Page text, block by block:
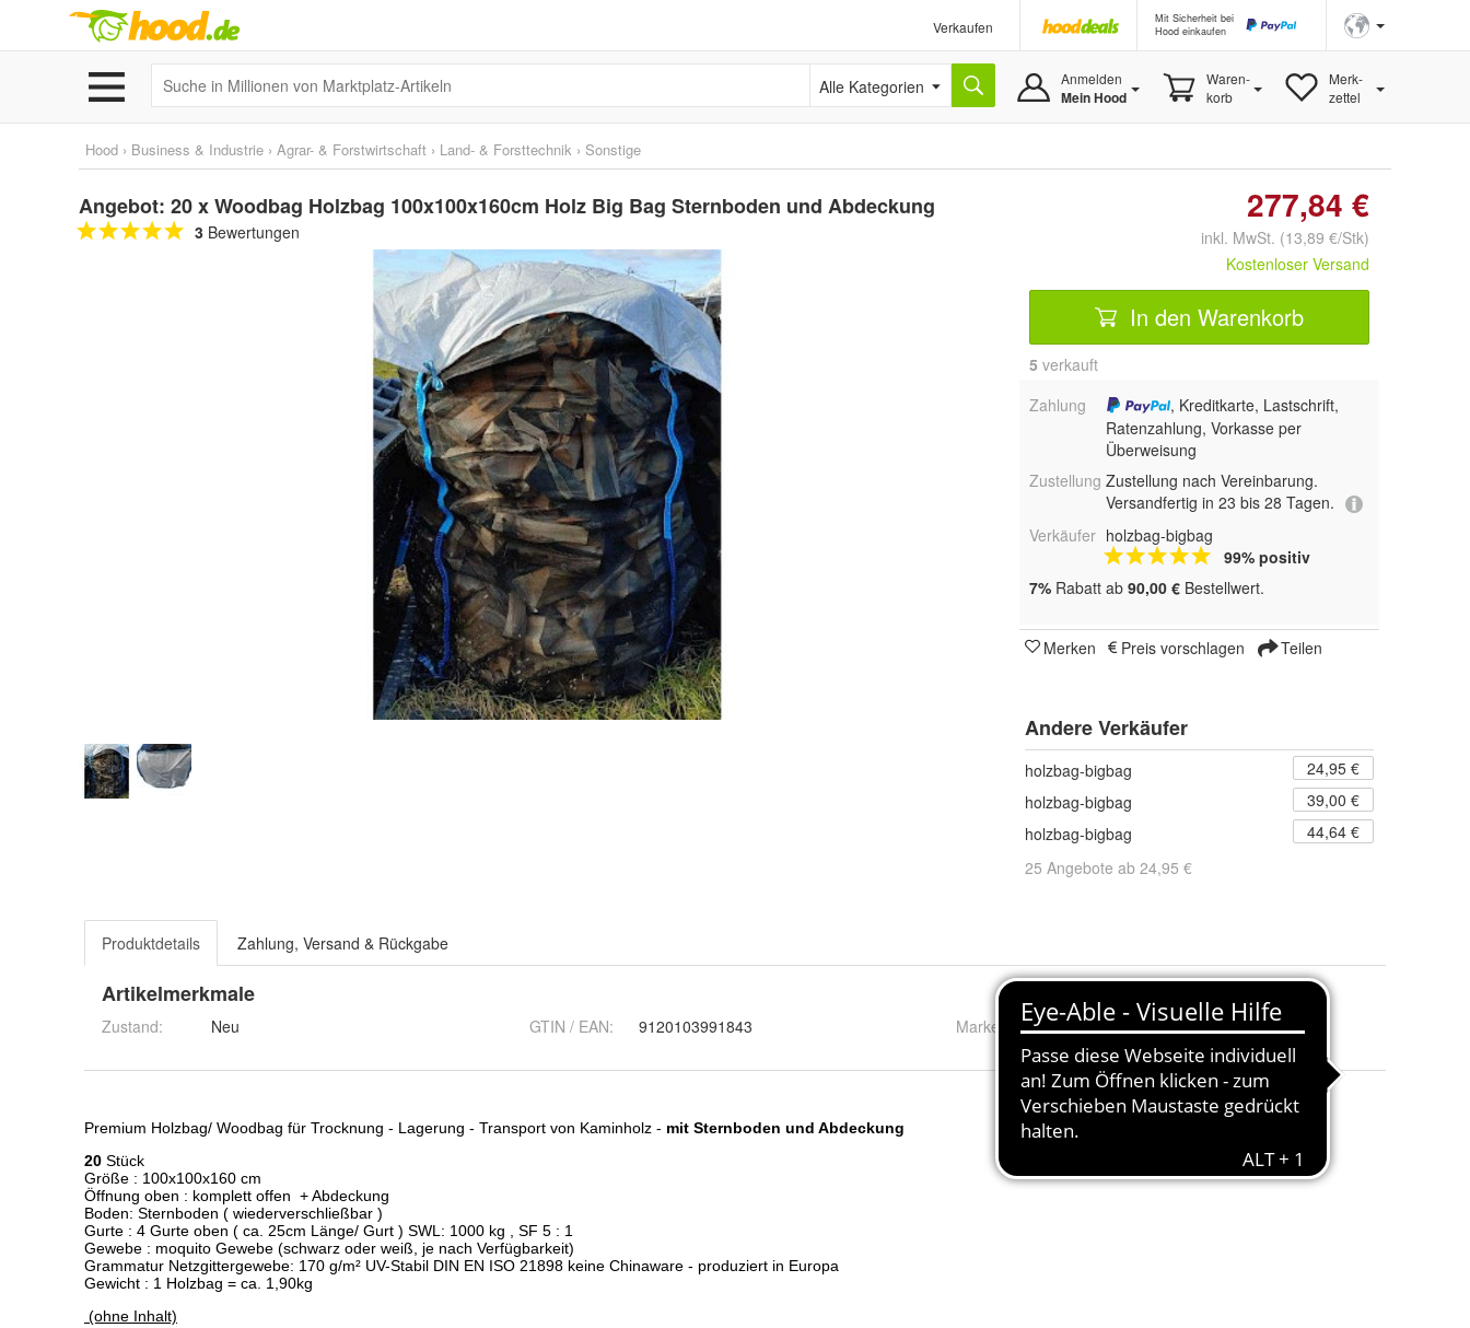
Verkaufen
Mit Sicherheit bei
Hood einkaufen
Alle Kategorien Anmelden
Mein Hood
Waren-
korb
Merk-
zettel
Hood › Business & Industrie › Agrar- & Forstwirtschaft › Land- & Forsttechnik › Sonstige
Angebot: 20 x Woodbag Holzbag 100x100x160cm Holz Big Bag Sternboden und Abdeckung
3 Bewertungen
277,84 €
inkl. MwSt. (13,89 €/Stk)
Kostenloser Versand
In den Warenkorb
5 verkauft
Zahlung
, Kreditkarte, Lastschrift,
Ratenzahlung, Vorkasse per
Überweisung
Zustellung Zustellung nach Vereinbarung.
Versandfertig in 23 bis 28 Tagen.
Verkäufer holzbag-bigbag
99% positiv
7% Rabatt ab 90,00 € Bestellwert.
Merken Preis vorschlagen Teilen
Andere Verkäufer
holzbag-bigbag
24,95 €
holzbag-bigbag
39,00 €
holzbag-bigbag
44,64 €
25 Angebote ab 24,95 €
Produktdetails Zahlung, Versand & Rückgabe
Artikelmerkmale
Zustand: Neu GTIN / EAN: 9120103991843 Marke: simple pack